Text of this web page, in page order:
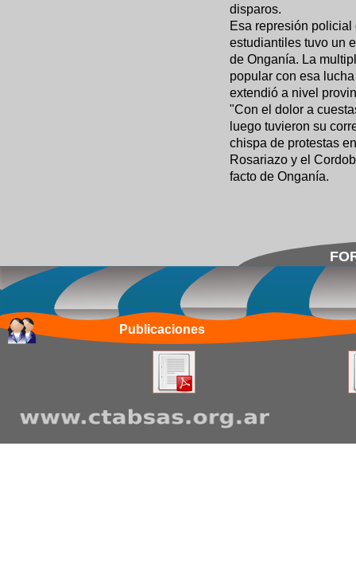
disparos.
Esa represión
estudiantiles tuvo un
de Onganía. La
popular con esa
extendió a nivel
"Con el dolor a
luego tuvieron su
chispa de protestas
Rosariazo y el
facto de Onganía.
Publicaciones